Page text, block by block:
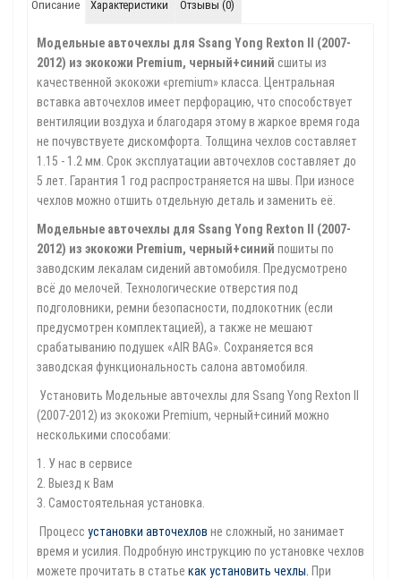
Описание Характеристики Отзывы (0)
Модельные авточехлы для Ssang Yong Rexton II (2007-
2012) из экокожи Premium, черный+синий сшиты из
качественной экокожи «premium» класса. Центральная
вставка авточехлов имеет перфорацию, что способствует
вентиляции воздуха и благодаря этому в жаркое время года
не почувствуете дискомфорта. Толщина чехлов составляет
1.15 - 1.2 мм. Срок эксплуатации авточехлов составляет до
5 лет. Гарантия 1 год распространяется на швы. При износе
чехлов можно отшить отдельную деталь и заменить её.
Модельные авточехлы для Ssang Yong Rexton II (2007-
2012) из экокожи Premium, черный+синий пошиты по
заводским лекалам сидений автомобиля. Предусмотрено
всё до мелочей. Технологические отверстия под
подголовники, ремни безопасности, подлокотник (если
предусмотрен комплектацией), а также не мешают
срабатыванию подушек «AIR BAG». Сохраняется вся
заводская функциональность салона автомобиля.
Установить Модельные авточехлы для Ssang Yong Rexton II
(2007-2012) из экокожи Premium, черный+синий можно
несколькими способами:
1. У нас в сервисе
2. Выезд к Вам
3. Самостоятельная установка.
Процесс установки авточехлов не сложный, но занимает
время и усилия. Подробную инструкцию по установке чехлов
можете прочитать в статье как установить чехлы При